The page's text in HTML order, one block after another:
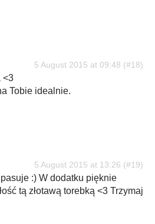
5 August 2015 at 09:48
<3
Tobie idealnie.
5 August 2015 at 13:26
pasuje :) W dodatku pięknie
tą złotawą torebką <3 Trzymaj